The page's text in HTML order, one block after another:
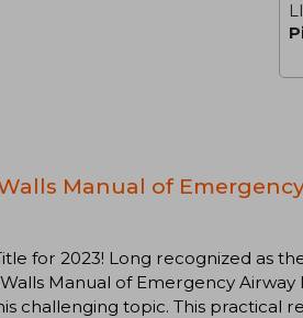
Manual of
for 2023! Long recognized as
Manual of Emergency
challenging topic. This practical